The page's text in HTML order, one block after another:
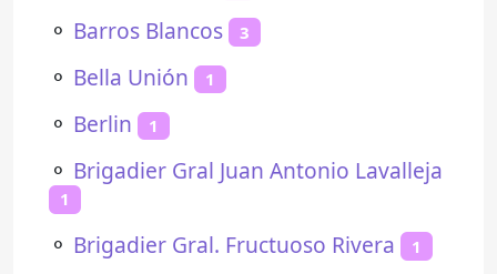
⚬ Barros Blancos 3
⚬ Bella Unión 1
⚬ Berlin 1
⚬ Brigadier Gral Juan Antonio Lavalleja
1
⚬ Brigadier Gral. Fructuoso Rivera 1